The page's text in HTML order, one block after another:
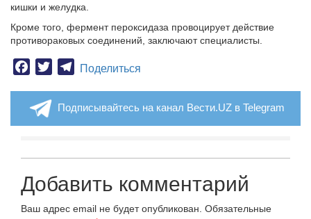
кишки и желудка.
Кроме того, фермент пероксидаза провоцирует действие
противораковых соединений, заключают специалисты.
Facebook
TwitterTelegram
Поделиться
Подписывайтесь на канал Вести.UZ в Telegram
Добавить комментарий
Ваш адрес email не будет опубликован. Обязательные